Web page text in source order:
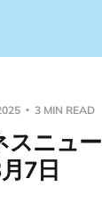
3 MIN READ
スニュ
7日